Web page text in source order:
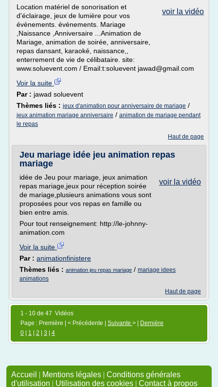
voir la vidéo
Location matériel de sonorisation et
d'éclairage, jeux de lumière pour vos
évènements. événements. Mariage
,Naissance ,Anniversaire ...Animation de
Mariage, animation de soirée, anniversaire,
repas dansant, karaoké, naissance,,
enterrement de vie de célibataire. site:
www.soluevent.com / Email:t:soluevent jawad@gmail.com
Voir la suite
Par : jawad soluevent
Thèmes liés : jeux d'animation pour anniversaire de mariage /
jeux animation mariage anniversaire / animation de mariage pendant
le repas
Haut de page
Jeu mariage idée jeu animation repas
mariage
voir la vidéo
idée de Jeu pour mariage, jeux animation
repas mariage,jeux pour réception soirée
de mariage,plusieurs animations vous sont
proposées pour vos repas en famille ou
bien entre amis.
Pour tout renseignement: http://le-johnny-
animation.com
Voir la suite
Par : animationfinistere
Thèmes liés : animation jeu repas mariage / mariage idees
animations
Haut de page
1 - 10 de 47 Vidéos
Page : Première | < Précédente | Suivante > |
Dernière
0
1 2 3 4
Accueil | Mentions légales | Conditions générales
d'utilisation | Utilisation des cookies | Contact à propos